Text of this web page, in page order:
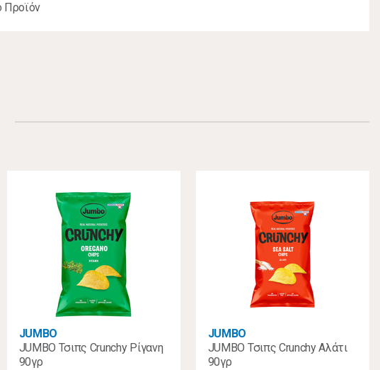
Προϊόν
JUMBO
JUMBO Τσιπς Crunchy Ρίγανη
90γρ
JUMBO
JUMBO Τσιπς Crunchy Αλάτι
90γρ